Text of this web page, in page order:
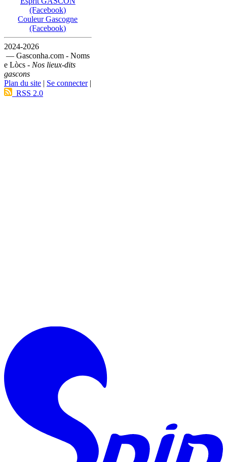
(Facebook)
Couleur Gascogne
(Facebook)
2024-2026
— Gasconha.com - Noms
e Lòcs - Nos lieux-dits
gascons
Plan du site | Se connecter|
RSS 2.0